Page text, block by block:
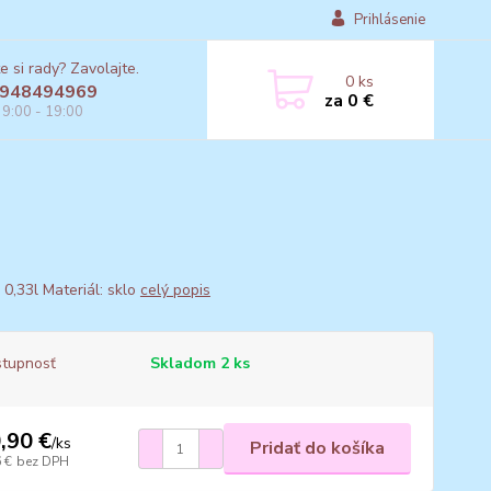
Prihlásenie
si rady? Zavolajte.
- 19:00
0ks
za 0 €
0,33l Materiál: sklo celý popis
Skladom 2 ks
€/ks
€ bez DPH
Pridať do košíka